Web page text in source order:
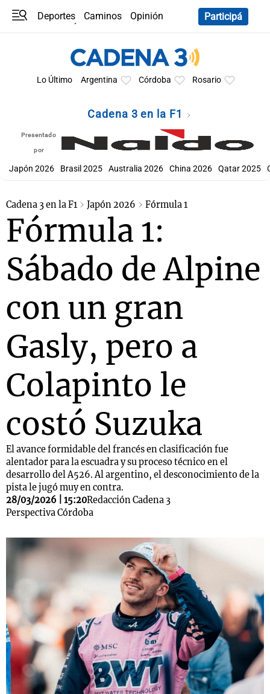
Deportes Caminos
Opinión
Participá
Lo Último Argentina Córdoba Rosario
Cadena 3 en la F1
Presentado
por
Japón 2026 Brasil 2025 Australia 2026 China 2026 Qatar 2025
Cadena 3 en la F1 Japón 2026 Fórmula 1
Fórmula 1:
Sábado de Alpine
con un gran
Gasly, pero a
Colapinto le
costó Suzuka
El avance formidable del francés en clasificación fue
alentador para la escuadra y su proceso técnico en el
desarrollo del A526. Al argentino, el desconocimiento de la
pista le jugó muy en contra.
28/03/2026 | 15:20Redacción Cadena 3
Perspectiva Córdoba
Notas
Mundial 2026
Notas
La Sole en
Cadena 3